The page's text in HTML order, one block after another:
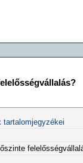
tartalomjegyzékei